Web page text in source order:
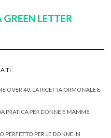
LETTER
OVER 40: LA RICETTA ORMONALE E
PRATICA PER DONNE E MAMME
PERFETTO PER LE DONNE IN